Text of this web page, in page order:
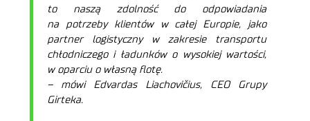
to naszą zdolność do odpowiadania
na potrzeby klientów w całej Europie, jako
partner logistyczny w zakresie transportu
chłodniczego i ładunków o wysokiej wartości,
w oparciu o własną flotę.
– mówi Edvardas Liachovičius, CEO Grupy
Girteka.